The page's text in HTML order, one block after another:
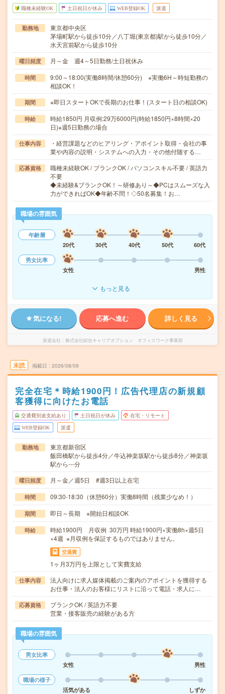
職種未経験OK 土日祝日が休み WEB登録OK 派遣
勤務地
東京都中央区
茅場町駅から徒歩10分／八丁堀(東京都)駅から徒歩10分／
水天宮前駅から徒歩10分
曜日頻度 月～金 週4～5日勤務/土日祝休み
時間
9:00～18:00(実働8時間/休憩60分) ※実働6H～時短勤務の
相談OK！
期間 ※即日スタートOKで長期のお仕事！(スタート日の相談OK)
時給
時給1850円 月収例:29万6000円(時給1850円×8時間×20
日)※週5日勤務の場合
仕事内容
・経営課題などのヒアリング・アポイント取得・会社の事
業や内容の説明・システムへの入力・その他付随する…
応募資格
職種未経験OK / ブランクOK / パソコンスキル不要 / 英語力
不要
◆未経験&ブランクOK！～研修あり～◆PCはスムーズな入
力ができればOK◆年齢不問！◇50名募集！お…
職場の雰囲気
年齢層
20代
30代 40代 50代
60代
男女比率
女性
男性
もっと見る
気になる! 応募へ進む 詳しく見る
派遣会社 株式会社綜合キャリアオプション オフィスワーク事業部
未読 掲載日 2026/08/09
完全在宅＊時給1900円！広告代理店の新規顧
客獲得に向けたお電話
交通費別途支給あり 土日祝日が休み 在宅・リモート
WEB登録OK 派遣
勤務地
東京都新宿区
飯田橋駅から徒歩4分／牛込神楽坂駅から徒歩8分／神楽坂
駅から---分
曜日頻度 月～金／週5日 #週3日以上在宅
時間 09:30-18:30（休憩60分）実働8時間（残業少なめ！）
期間 即日～長期 ※開始日相談OK
時給
時給1900円 月収例 30万円 時給1900円×実働8h×週5日
×4週 ※月収例を保証するものではありません。
交通費
1ヶ月3万円を上限として実費支給
仕事内容
法人向けに求人媒体掲載のご案内のアポイントを獲得する
お仕事・法人のお客様にリストに沿って電話・求人に…
応募資格
ブランクOK / 英語力不要
営業・接客販売の経験がある方
職場の雰囲気
男女比率
女性
男性
職場の様子
活気がある
しずか